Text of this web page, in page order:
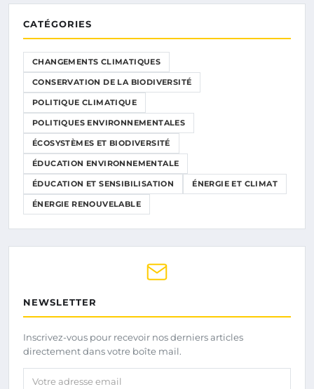
CATÉGORIES
CHANGEMENTS CLIMATIQUES
CONSERVATION DE LA BIODIVERSITÉ
POLITIQUE CLIMATIQUE
POLITIQUES ENVIRONNEMENTALES
ÉCOSYSTÈMES ET BIODIVERSITÉ
ÉDUCATION ENVIRONNEMENTALE
ÉDUCATION ET SENSIBILISATION ÉNERGIE ET CLIMAT
ÉNERGIE RENOUVELABLE
NEWSLETTER
Inscrivez-vous pour recevoir nos derniers articles
directement dans votre boîte mail.
Votre adresse email